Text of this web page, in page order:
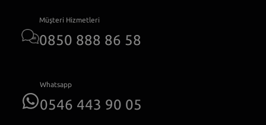
Müşteri Hizmetleri
0850 888 86 58
Whatsapp
0546 443 90 05